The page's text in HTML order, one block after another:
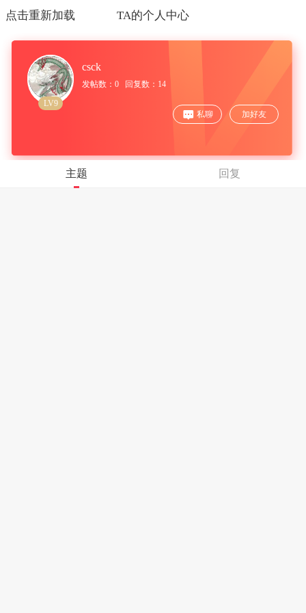
点击重新加载 TA的个人中心
LV9
csck
发帖数：0 回复数：14
私聊 加好友
主题 回复